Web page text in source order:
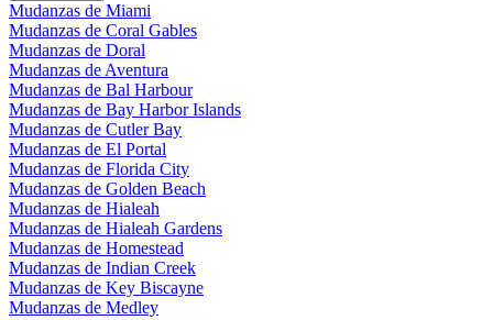
Mudanzas de Miami
Mudanzas de Coral Gables
Mudanzas de Doral
Mudanzas de Aventura
Mudanzas de Bal Harbour
Mudanzas de Bay Harbor Islands
Mudanzas de Cutler Bay
Mudanzas de El Portal
Mudanzas de Florida City
Mudanzas de Golden Beach
Mudanzas de Hialeah
Mudanzas de Hialeah Gardens
Mudanzas de Homestead
Mudanzas de Indian Creek
Mudanzas de Key Biscayne
Mudanzas de Medley